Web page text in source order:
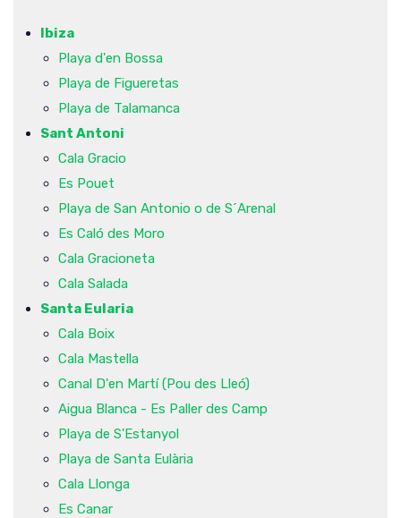
Ibiza
Playa d'en Bossa
Playa de Figueretas
Playa de Talamanca
Sant Antoni
Cala Gracio
Es Pouet
Playa de San Antonio o de S´Arenal
Es Caló des Moro
Cala Gracioneta
Cala Salada
Santa Eularia
Cala Boix
Cala Mastella
Canal D'en Martí (Pou des Lleó)
Aigua Blanca - Es Paller des Camp
Playa de S'Estanyol
Playa de Santa Eulària
Cala Llonga
Es Canar